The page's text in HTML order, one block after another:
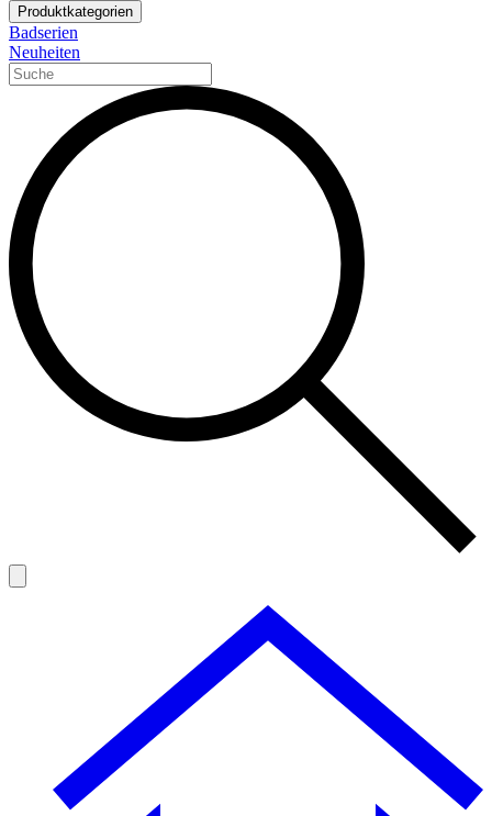
Produktkategorien
Badserien
Neuheiten